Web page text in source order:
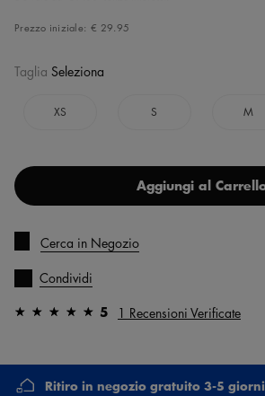
Prezzo iniziale: € 29.95
Taglia Seleziona
XS S M
Aggiungi al
Cerca in Negozio
Condividi
5 1 Recensioni Verificate
Ritiro in negozio gratuito 3-5